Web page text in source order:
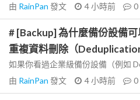
由 RainPan 發文 4 小時前 0
# [Backup] 為什麼備份設備
重複資料刪除（Deduplication
如果你看過企業級備份設備（例如
由 RainPan 發文 4 小時前 0